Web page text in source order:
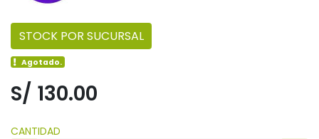
STOCK POR SUCURSAL
Agotado.
S/ 130.00
CANTIDAD